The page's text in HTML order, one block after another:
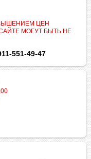
ЦЕН
МОГУТ БЫТЬ НЕ
551-49-47